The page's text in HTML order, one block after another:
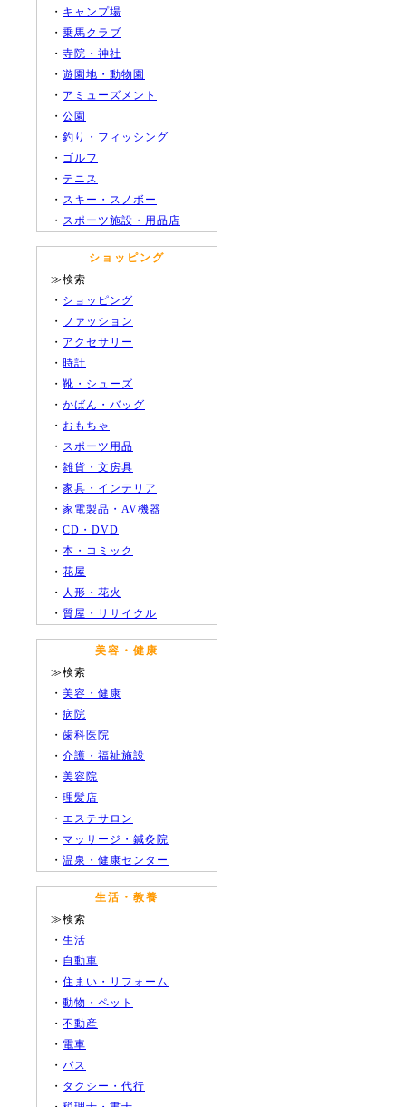
・ キャンプ場
・ 乗馬クラブ
・ 寺院・神社
・ 遊園地・動物園
・ アミューズメント
・ 公園
・ 釣り・フィッシング
・ ゴルフ
・ テニス
・ スキー・スノボー
・ スポーツ施設・用品店
ショッピング
≫検索
・ ショッピング
・ ファッション
・ アクセサリー
・ 時計
・ 靴・シューズ
・ かばん・バッグ
・ おもちゃ
・ スポーツ用品
・ 雑貨・文房具
・ 家具・インテリア
・ 家電製品・AV機器
・ CD・DVD
・ 本・コミック
・ 花屋
・ 人形・花火
・ 質屋・リサイクル
美容・健康
≫検索
・ 美容・健康
・ 病院
・ 歯科医院
・ 介護・福祉施設
・ 美容院
・ 理髪店
・ エステサロン
・ マッサージ・鍼灸院
・ 温泉・健康センター
生活・教養
≫検索
・ 生活
・ 自動車
・ 住まい・リフォーム
・ 動物・ペット
・ 不動産
・ 電車
・ バス
・ タクシー・代行